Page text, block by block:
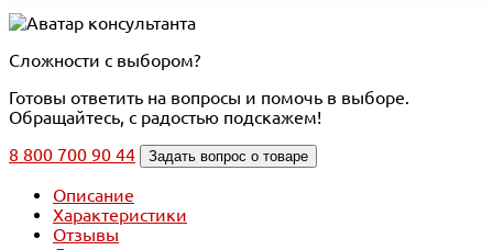
Сложности с выбором?
Готовы ответить на вопросы и помочь в выборе.
Обращайтесь, с радостью подскажем!
8 800 700 90 44
Задать вопрос о товаре
Описание
Характеристики
Отзывы